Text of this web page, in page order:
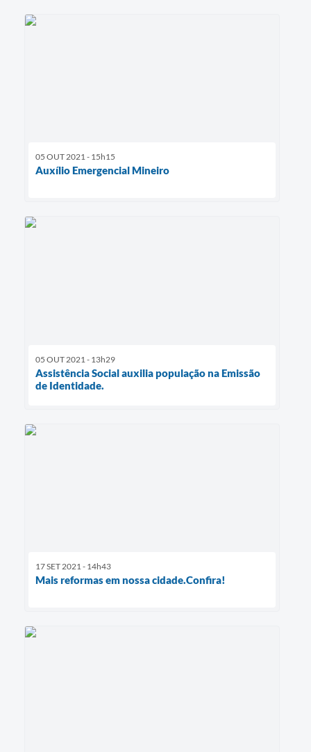
05 OUT 2021 - 15h15
Auxílio Emergencial Mineiro
05 OUT 2021 - 13h29
Assistência Social auxilia população na Emissão
de Identidade.
17 SET 2021 - 14h43
Mais reformas em nossa cidade.Confira!